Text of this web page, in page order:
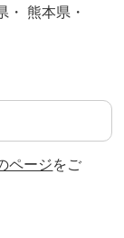
・ 熊本県・
ページをご